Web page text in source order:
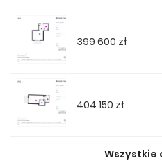
399 600 zł
404 150 zł